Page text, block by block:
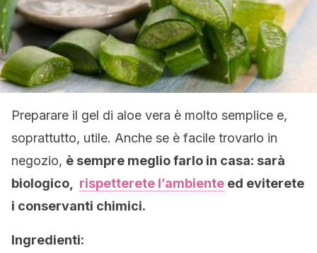
Preparare il gel di aloe vera è molto semplice e,
soprattutto, utile. Anche se è facile trovarlo in
negozio, è sempre meglio farlo in casa: sarà
biologico, rispetterete l’ambiente ed eviterete
i conservanti chimici.
Ingredienti: